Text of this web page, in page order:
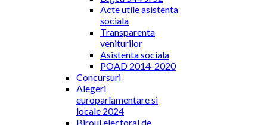
Acte utile asistenta
sociala
Transparenta
veniturilor
Asistenta sociala
POAD 2014-2020
Concursuri
Alegeri
europarlamentare si
locale 2024
Biroul electoral de